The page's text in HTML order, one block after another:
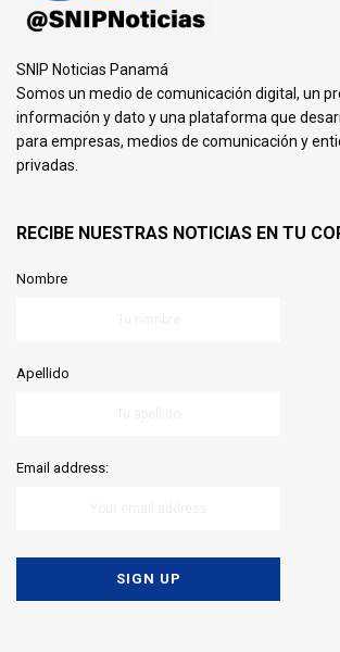
SNIP Noticias Panamá
Somos un medio de comunicación digital, un
información y dato y una plataforma que
para empresas, medios de comunicación y
privadas.
RECIBE NUESTRAS NOTICIAS EN TU
Nombre
Apellido
Email address: